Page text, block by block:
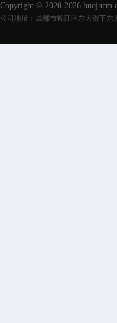
Copyright © 2020-2026
公司地址：成都市锦江区东大街下东